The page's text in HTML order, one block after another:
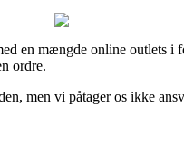
en mængde online outlets
ordre.
men vi påtager os ikke